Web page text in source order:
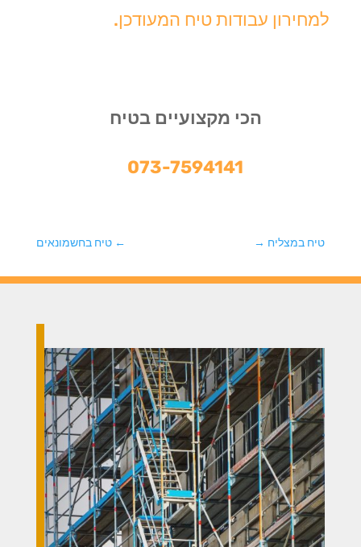
למחירון עבודות טיח המעודכן.
הכי מקצועיים בטיח
073-7594141
←טיח בחשמונאים טיח במצליח →